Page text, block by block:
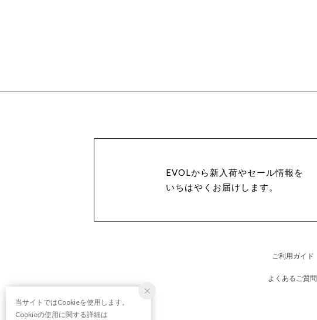
EVOLから新入荷やセール情報を
いちはやくお届けします。
ご利用ガイド
よくあるご質問
当サイトではCookieを使用します。
Cookieの使用に関する詳細は